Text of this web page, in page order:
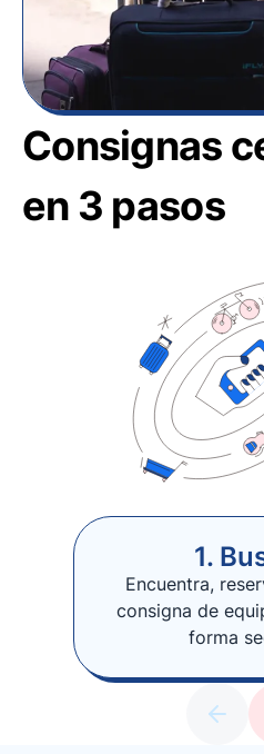
Consignas
en 3 pasos
1.
Encuentra,
consigna de
forma